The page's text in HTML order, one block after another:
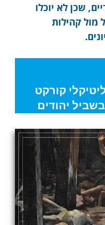
שכן לא יוכלו
מול קהילות
קורקט
יהודים